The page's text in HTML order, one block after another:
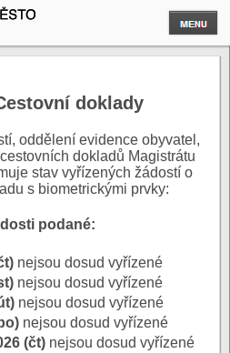
doklady
oddělení evidence obyvatel,
dokladů Magistrátu
stav vyřízených žádostí o
s biometrickými prvky:
podané:
nejsou dosud vyřízené
nejsou dosud vyřízené
nejsou dosud vyřízené
nejsou dosud vyřízené
(čt) nejsou dosud vyřízené